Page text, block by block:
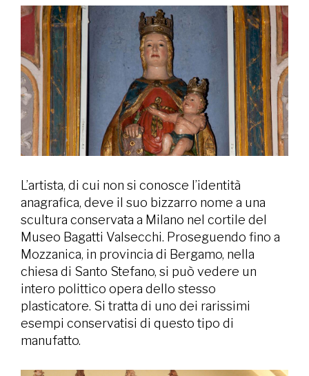
L’artista, di cui non si conosce l’identità
anagrafica, deve il suo bizzarro nome a una
scultura conservata a Milano nel cortile del
Museo Bagatti Valsecchi. Proseguendo fino a
Mozzanica, in provincia di Bergamo, nella
chiesa di Santo Stefano, si può vedere un
intero polittico opera dello stesso
plasticatore. Si tratta di uno dei rarissimi
esempi conservatisi di questo tipo di
manufatto.